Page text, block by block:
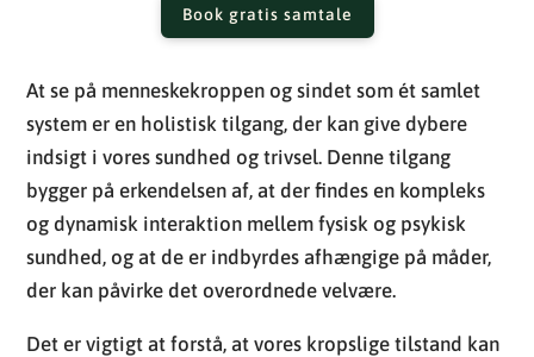
Book gratis samtale
At se på menneskekroppen og sindet som ét samlet
system er en holistisk tilgang, der kan give dybere
indsigt i vores sundhed og trivsel. Denne tilgang
bygger på erkendelsen af, at der findes en kompleks
og dynamisk interaktion mellem fysisk og psykisk
sundhed, og at de er indbyrdes afhængige på måder,
der kan påvirke det overordnede velvære.
Det er vigtigt at forstå, at vores kropslige tilstand kan